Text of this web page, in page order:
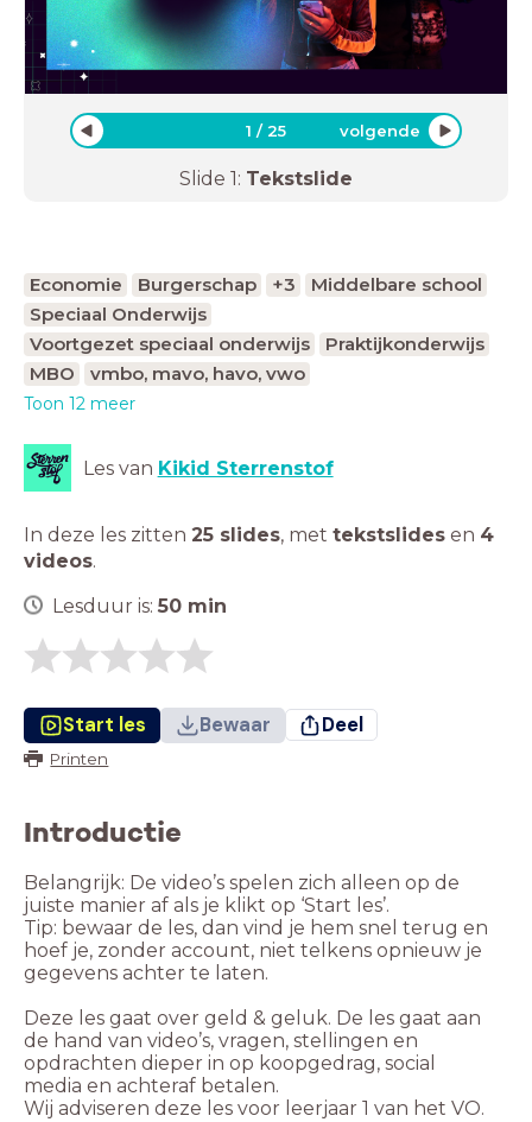
1 /25 volgende
Slide 1: Tekstslide
Economie Burgerschap +3
Middelbare school
Speciaal Onderwijs
Voortgezet speciaal onderwijs
Praktijkonderwijs
MBO
vmbo, mavo, havo, vwo
Toon 12 meer
Les van Kikid Sterrenstof
In deze les zitten 25 slides, met tekstslides en 4
videos.
Lesduur is: 50 min
Start les Bewaar Deel
Printen
Introductie
Belangrijk: De video’s spelen zich alleen op de
juiste manier af als je klikt op ‘Start les’.
Tip: bewaar de les, dan vind je hem snel terug en
hoef je, zonder account, niet telkens opnieuw je
gegevens achter te laten.
Deze les gaat over geld & geluk. De les gaat aan
de hand van video’s, vragen, stellingen en
opdrachten dieper in op koopgedrag, social
media en achteraf betalen.
Wij adviseren deze les voor leerjaar 1 van het VO.